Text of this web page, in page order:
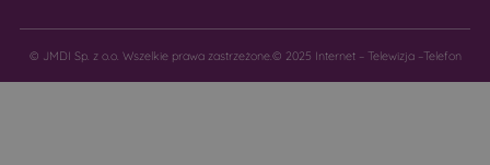
© JMDI Sp. z o.o. Wszelkie prawa zastrzeżone.© 2025 Internet – Telewizja –Telefon